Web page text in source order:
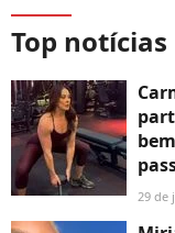
Top
29 de